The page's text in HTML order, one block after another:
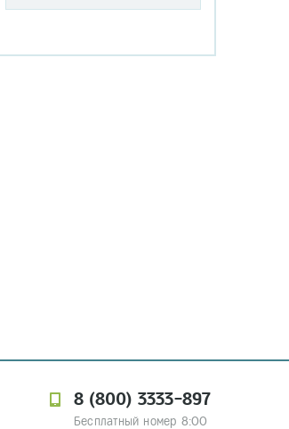
8 (800) 3333-897
Бесплатный номер 8:00